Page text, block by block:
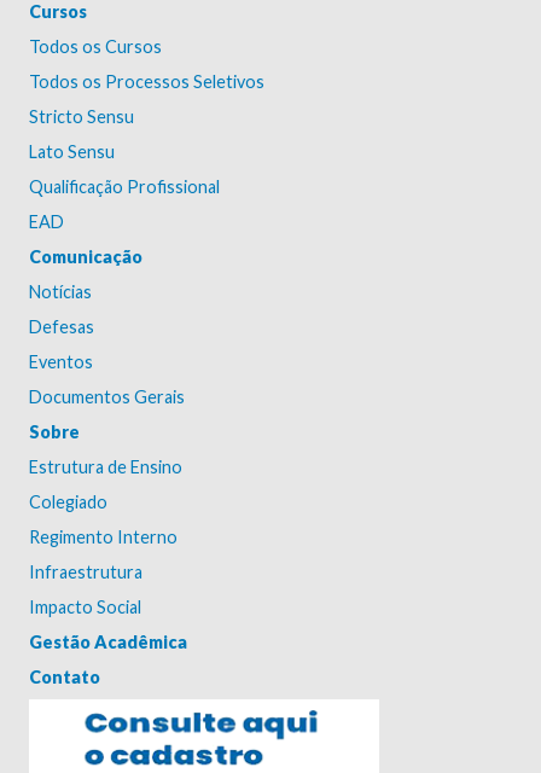
Cursos
Todos os Cursos
Todos os Processos Seletivos
Stricto Sensu
Lato Sensu
Qualificação Profissional
EAD
Comunicação
Notícias
Defesas
Eventos
Documentos Gerais
Sobre
Estrutura de Ensino
Colegiado
Regimento Interno
Infraestrutura
Impacto Social
Gestão Acadêmica
Contato